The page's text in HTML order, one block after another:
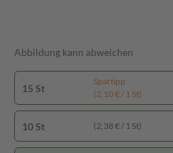
Abbildung kann abweichen
15 St
Spartipp
(2,10 € / 1 St)
10 St (2,38 € / 1 St)